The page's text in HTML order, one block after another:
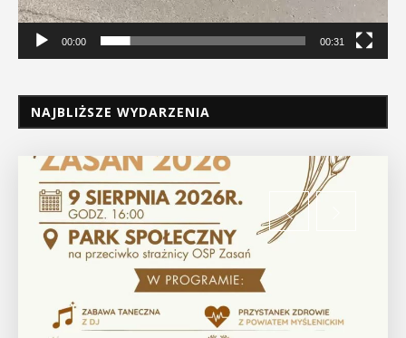
00:00 00:31
NAJBLIŻSZE WYDARZENIA